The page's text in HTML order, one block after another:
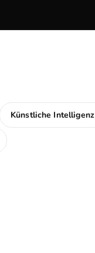
Künstliche Intelligenz